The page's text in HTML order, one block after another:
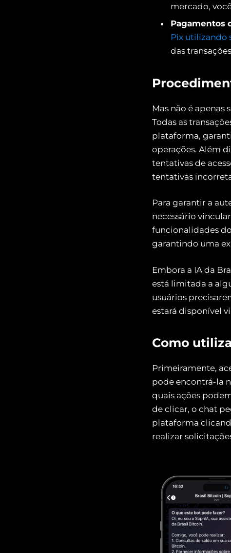
mercado,
Pagamentos
Pix utilizando
das
Mas não é
Todas as
plataforma,
operações. Além
tentativas de
tentativas
Para garantir a
necessário
funcionalidades
garantindo uma
Embora a IA da
está limitada a
usuários
estará disponível
Como
Primeiramente,
pode encontrá-la
quais ações
de clicar, o chat
plataforma
realizar